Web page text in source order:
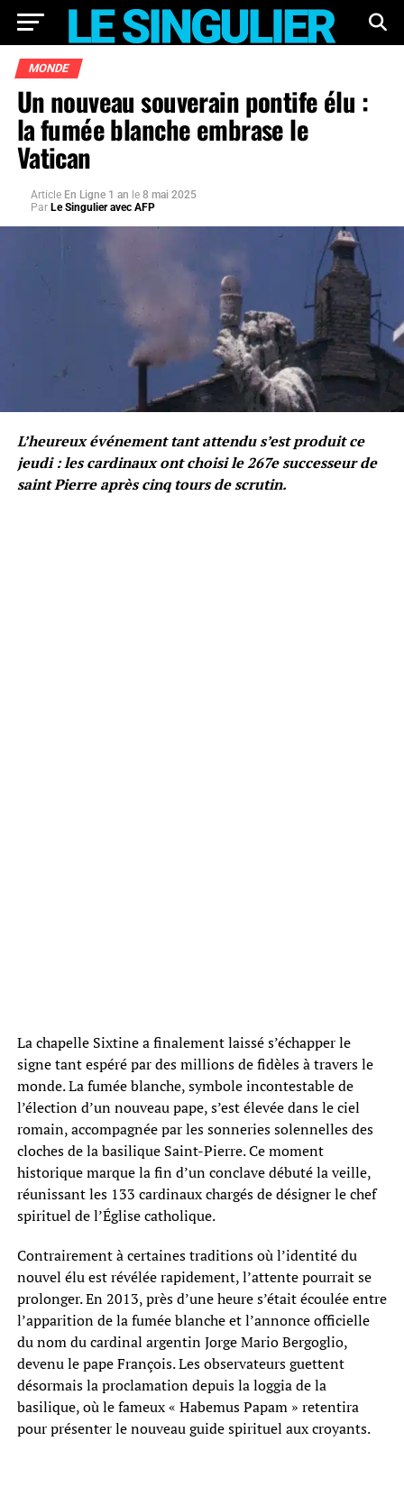
MONDE
Un nouveau souverain pontife élu :
la fumée blanche embrase le
Vatican
Article En Ligne 1 an le 8 mai 2025
Par Le Singulier avec AFP
L’heureux événement tant attendu s’est produit ce
jeudi : les cardinaux ont choisi le 267e successeur de
saint Pierre après cinq tours de scrutin.
La chapelle Sixtine a finalement laissé s’échapper le
signe tant espéré par des millions de fidèles à travers le
monde. La fumée blanche, symbole incontestable de
l’élection d’un nouveau pape, s’est élevée dans le ciel
romain, accompagnée par les sonneries solennelles des
cloches de la basilique Saint-Pierre. Ce moment
historique marque la fin d’un conclave débuté la veille,
réunissant les 133 cardinaux chargés de désigner le chef
spirituel de l’Église catholique.
Contrairement à certaines traditions où l’identité du
nouvel élu est révélée rapidement, l’attente pourrait se
prolonger. En 2013, près d’une heure s’était écoulée entre
l’apparition de la fumée blanche et l’annonce officielle
du nom du cardinal argentin Jorge Mario Bergoglio,
devenu le pape François. Les observateurs guettent
désormais la proclamation depuis la loggia de la
basilique, où le fameux « Habemus Papam » retentira
pour présenter le nouveau guide spirituel aux croyants.